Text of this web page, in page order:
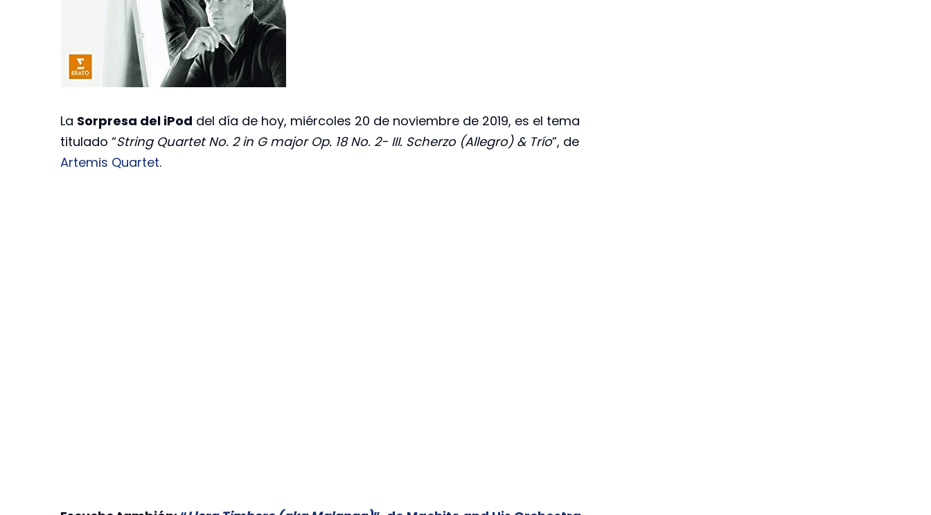
La Sorpresa del iPod del día de hoy, miércoles 20 de noviembre de 2019, es el tema
titulado “String Quartet No. 2 in G major Op. 18 No. 2- III. Scherzo (Allegro) & Trío”, de
Artemis Quartet.